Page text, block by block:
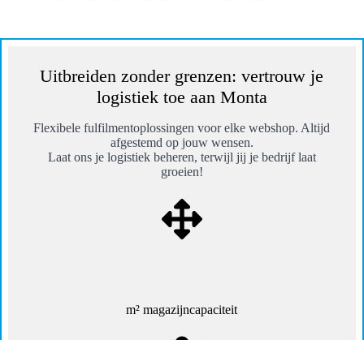
Uitbreiden zonder grenzen: vertrouw je
logistiek toe aan Monta
Flexibele fulfilmentoplossingen voor elke webshop. Altijd
afgestemd op jouw wensen.
Laat ons je logistiek beheren, terwijl jij je bedrijf laat
groeien!
m² magazijncapaciteit